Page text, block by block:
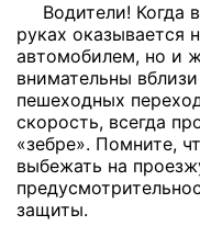
Водители! Когда
руках оказывается
автомобилем, но и
внимательны
пешеходных
скорость, всегда
«зебре». Помните,
выбежать на
защиты.